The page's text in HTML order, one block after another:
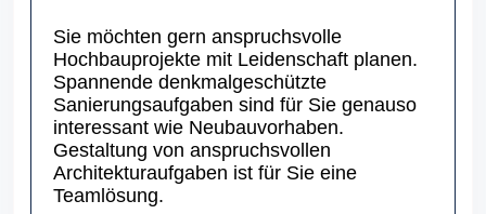
Sie möchten gern anspruchsvolle
Hochbauprojekte mit Leidenschaft planen.
Spannende denkmalgeschützte
Sanierungsaufgaben sind für Sie genauso
interessant wie Neubauvorhaben.
Gestaltung von anspruchsvollen
Architekturaufgaben ist für Sie eine
Teamlösung.